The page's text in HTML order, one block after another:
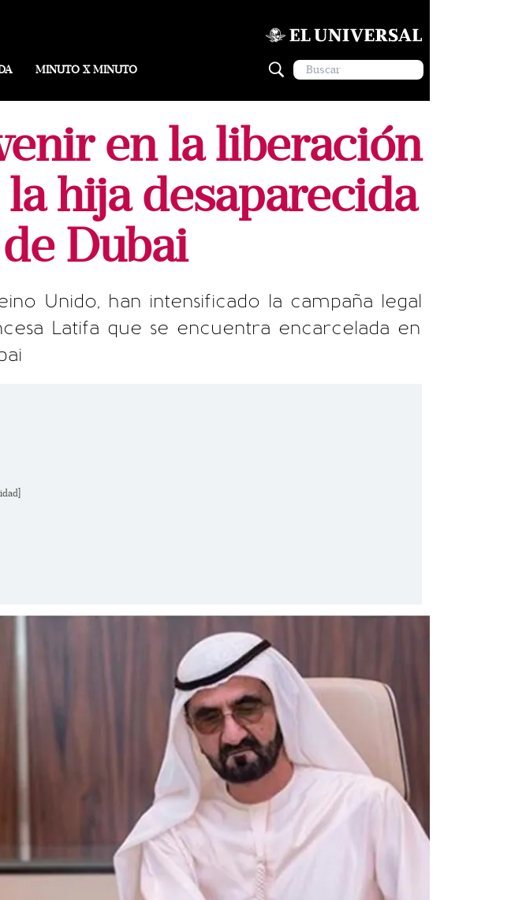
MINUTO X MINUTO
en la liberación
hija desaparecida
Dubai
Unido, han intensificado la campaña legal
Latifa que se encuentra encarcelada en